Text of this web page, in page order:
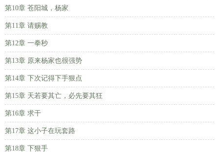
第10章 苍阳城，杨家
第11章 请赐教
第12章 一拳秒
第13章 原来杨家也很强势
第14章 下次记得下手狠点
第15章 天若要其亡，必先要其狂
第16章 求干
第17章 这小子在玩套路
第18章 下狠手